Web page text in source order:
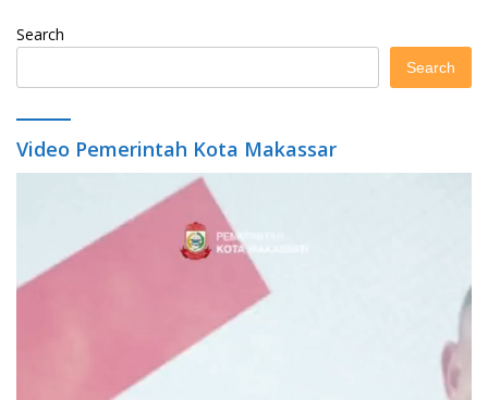
Search
Search
Video Pemerintah Kota Makassar